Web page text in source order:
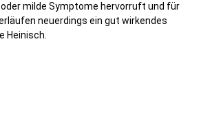
milde Symptome hervorruft und für
neuerdings ein gut wirkendes
Heinisch.